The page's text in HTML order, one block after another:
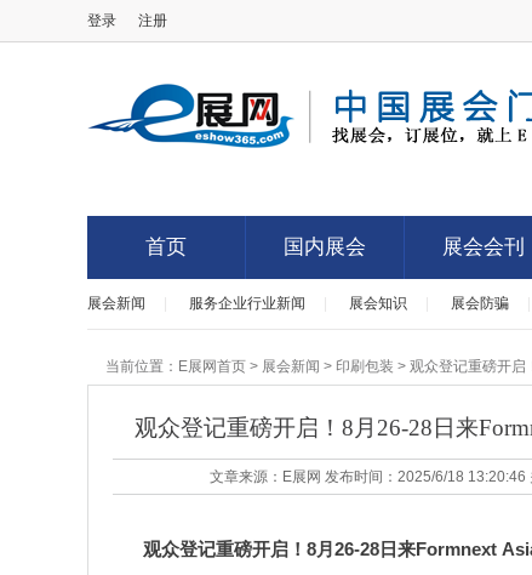
登录 注册
首页 国内展会
国内展会
展会会刊
展会会刊
展会新闻 服务企业行业新闻 展会知识 展会防骗
当前位置： E展网首页 > 展会新闻 > 印刷包装 > 观众登记重磅开启
观众登记重磅开启！8月26-28日来
文章来源：E展网 发布时间：2025/6/18 13:20:46
观众登记重磅开启！ 8月 26-28 日来Formnext Asi